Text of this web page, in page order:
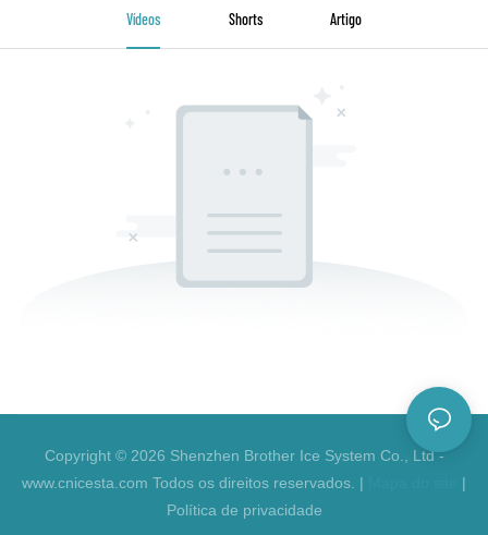
Vídeos Shorts Artigo
Copyright © 2026 Shenzhen Brother Ice System Co., Ltd -
www.cnicesta.com Todos os direitos reservados. |
|
Política de privacidade